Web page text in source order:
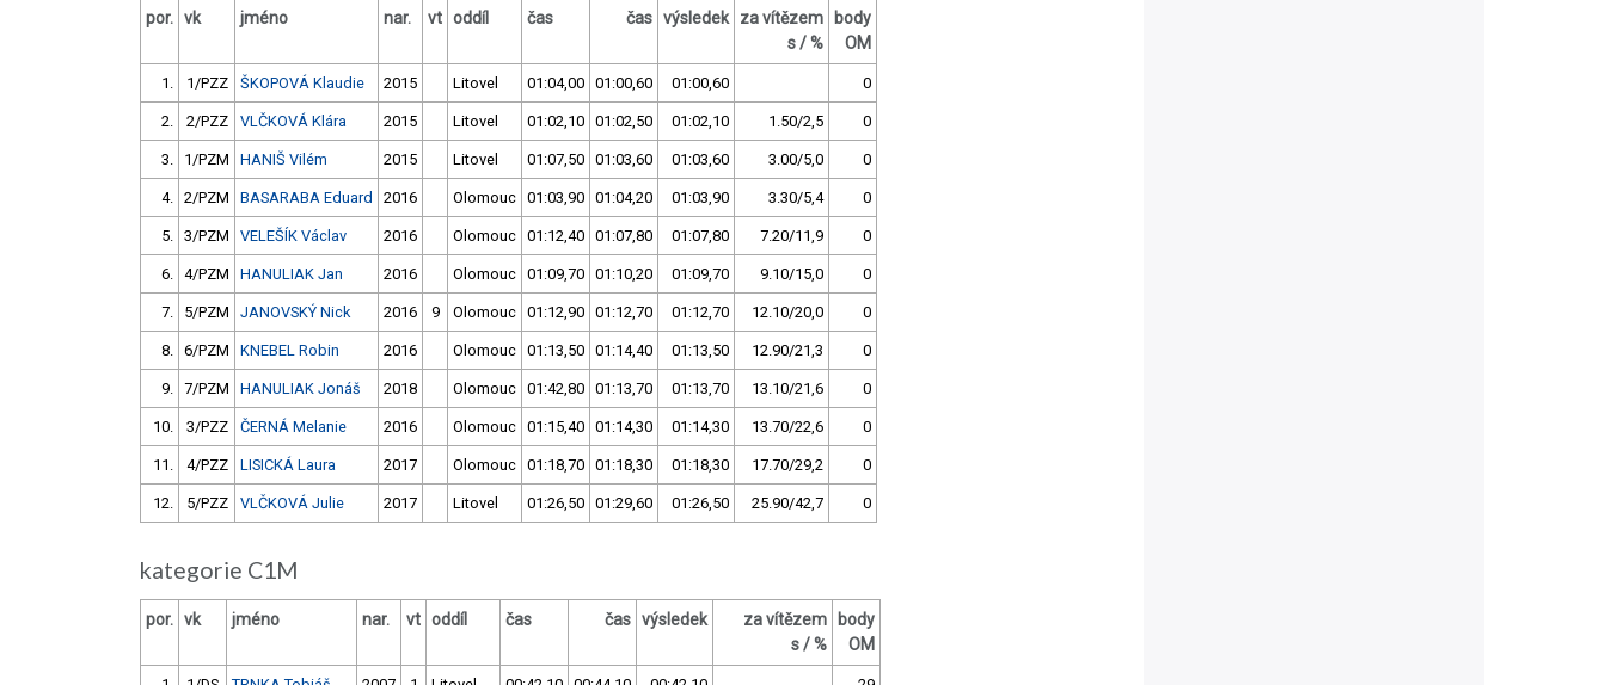
por. vk jméno nar. vt oddíl čas čas výsledek
za vítězem
s / %
body
OM
1. 1/PZZ ŠKOPOVÁ Klaudie 2015 Litovel 01:04,00 01:00,60 01:00,60 0
2. 2/PZZ VLČKOVÁ Klára 2015 Litovel 01:02,10 01:02,50 01:02,10 1.50/2,5 0
3. 1/PZM HANIŠ Vilém 2015 Litovel 01:07,50 01:03,60 01:03,60 3.00/5,0 0
4. 2/PZM BASARABA Eduard 2016 Olomouc 01:03,90 01:04,20 01:03,90 3.30/5,4 0
5. 3/PZM VELEŠÍK Václav 2016 Olomouc 01:12,40 01:07,80 01:07,80 7.20/11,9 0
6. 4/PZM HANULIAK Jan 2016 Olomouc 01:09,70 01:10,20 01:09,70 9.10/15,0 0
7. 5/PZM JANOVSKÝ Nick 2016 9 Olomouc 01:12,90 01:12,70 01:12,70 12.10/20,0 0
8. 6/PZM KNEBEL Robin 2016 Olomouc 01:13,50 01:14,40 01:13,50 12.90/21,3 0
9. 7/PZM HANULIAK Jonáš 2018 Olomouc 01:42,80 01:13,70 01:13,70 13.10/21,6 0
10. 3/PZZ ČERNÁ Melanie 2016 Olomouc 01:15,40 01:14,30 01:14,30 13.70/22,6 0
11. 4/PZZ LISICKÁ Laura 2017 Olomouc 01:18,70 01:18,30 01:18,30 17.70/29,2 0
12. 5/PZZ VLČKOVÁ Julie 2017 Litovel 01:26,50 01:29,60 01:26,50 25.90/42,7 0
kategorie C1M
por. vk jméno nar. vt oddíl čas čas výsledek
za vítězem
s / %
body
OM